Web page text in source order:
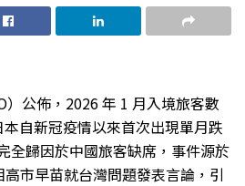
公佈，2026 年 1 月入境旅客數
自新冠疫情以來首次出現單月跌
全歸因於中國旅客缺席，事件源於
市早苗就台灣問題發表言論，引